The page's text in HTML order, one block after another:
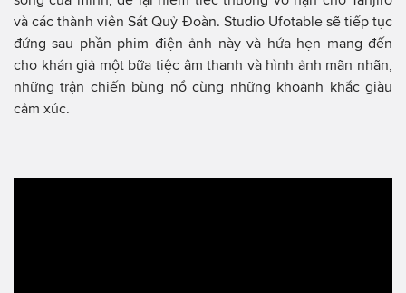
và các thành viên Sát Quỷ Đoàn. Studio Ufotable sẽ tiếp tục
đứng sau phần phim điện ảnh này và hứa hẹn mang đến
cho khán giả một bữa tiệc âm thanh và hình ảnh mãn nhãn,
những trận chiến bùng nổ cùng những khoảnh khắc giàu
cảm xúc.